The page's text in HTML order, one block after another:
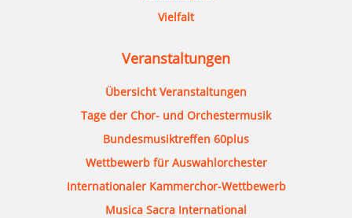
Vielfalt
Veranstaltungen
Übersicht Veranstaltungen
Tage der Chor- und Orchestermusik
Bundesmusiktreffen 60plus
Wettbewerb für Auswahlorchester
Internationaler Kammerchor-Wettbewerb
Musica Sacra International